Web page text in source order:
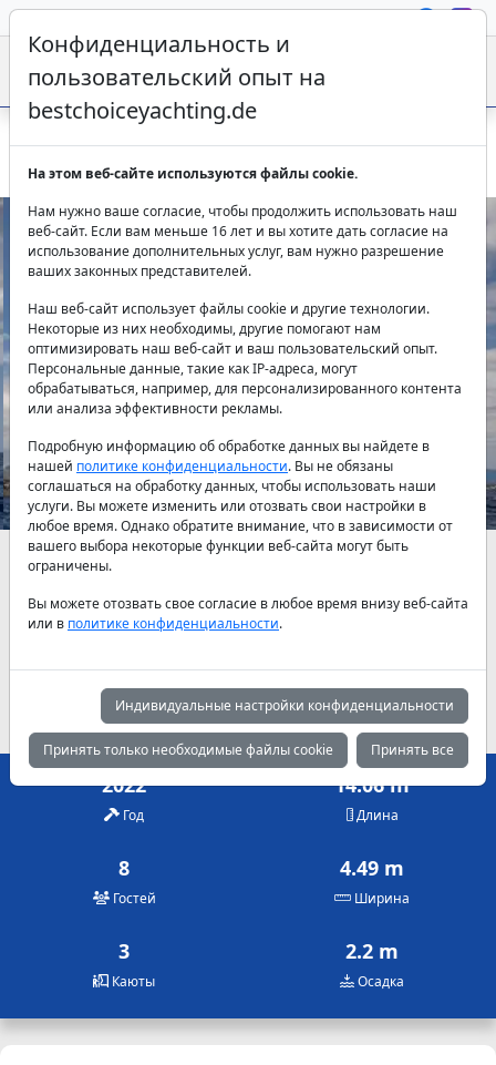
Парусная яхта Blue Monkey - 14m 3 каюты чартер Фетхие
Previous Next
Наличие и актуальные цены по договоренности
Май
670 €
Июнь
725 €
Июль
750 € 670 €
2022
Год
14.06 m
Длина
8
Гостей
4.49 m
Ширина
3
Каюты
2.2 m
Осадка
Конфиденциальность и
пользовательский опыт на
bestchoiceyachting.de
На этом веб-сайте используются файлы cookie.
Нам нужно ваше согласие, чтобы продолжить использовать наш
веб-сайт. Если вам меньше 16 лет и вы хотите дать согласие на
использование дополнительных услуг, вам нужно разрешение
ваших законных представителей.
Наш веб-сайт использует файлы cookie и другие технологии.
Некоторые из них необходимы, другие помогают нам
оптимизировать наш веб-сайт и ваш пользовательский опыт.
Персональные данные, такие как IP-адреса, могут
обрабатываться, например, для персонализированного контента
или анализа эффективности рекламы.
Подробную информацию об обработке данных вы найдете в
нашей политике конфиденциальности. Вы не обязаны
соглашаться на обработку данных, чтобы использовать наши
услуги. Вы можете изменить или отозвать свои настройки в
любое время. Однако обратите внимание, что в зависимости от
вашего выбора некоторые функции веб-сайта могут быть
ограничены.
Вы можете отозвать свое согласие в любое время внизу веб-сайта
или в политике конфиденциальности.
Индивидуальные настройки конфиденциальности
Принять только необходимые файлы cookie Принять все